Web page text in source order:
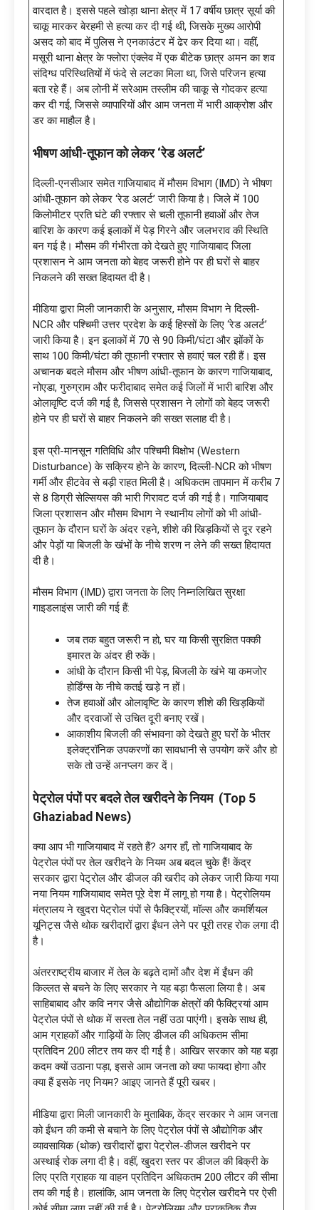
वारदात है। इससे पहले खोड़ा थाना क्षेत्र में 17 वर्षीय छात्र सूर्या की
चाकू मारकर बेरहमी से हत्या कर दी गई थी, जिसके मुख्य आरोपी
असद को बाद में पुलिस ने एनकाउंटर में ढेर कर दिया था। वहीं,
मसूरी थाना क्षेत्र के फ्लोरा एंक्लेव में एक बीटेक छात्र अमन का शव
संदिग्ध परिस्थितियों में फंदे से लटका मिला था, जिसे परिजन हत्या
बता रहे हैं। अब लोनी में सरेआम तस्लीम की चाकू से गोदकर हत्या
कर दी गई, जिससे व्यापारियों और आम जनता में भारी आक्रोश और
डर का माहौल है।
भीषण आंधी-तूफान को लेकर ‘रेड अलर्ट’
दिल्ली-एनसीआर समेत गाजियाबाद में मौसम विभाग (IMD) ने भीषण
आंधी-तूफान को लेकर ‘रेड अलर्ट’ जारी किया है। जिले में 100
किलोमीटर प्रति घंटे की रफ्तार से चली तूफानी हवाओं और तेज
बारिश के कारण कई इलाकों में पेड़ गिरने और जलभराव की स्थिति
बन गई है। मौसम की गंभीरता को देखते हुए गाजियाबाद जिला
प्रशासन ने आम जनता को बेहद जरूरी होने पर ही घरों से बाहर
निकलने की सख्त हिदायत दी है।
मीडिया द्वारा मिली जानकारी के अनुसार, मौसम विभाग ने दिल्ली-
NCR और पश्चिमी उत्तर प्रदेश के कई हिस्सों के लिए ‘रेड अलर्ट’
जारी किया है। इन इलाकों में 70 से 90 किमी/घंटा और झोंकों के
साथ 100 किमी/घंटा की तूफानी रफ्तार से हवाएं चल रही हैं। इस
अचानक बदले मौसम और भीषण आंधी-तूफान के कारण गाजियाबाद,
नोएडा, गुरुग्राम और फरीदाबाद समेत कई जिलों में भारी बारिश और
ओलावृष्टि दर्ज की गई है, जिससे प्रशासन ने लोगों को बेहद जरूरी
होने पर ही घरों से बाहर निकलने की सख्त सलाह दी है।
इस प्री-मानसून गतिविधि और पश्चिमी विक्षोभ (Western
Disturbance) के सक्रिय होने के कारण, दिल्ली-NCR को भीषण
गर्मी और हीटवेव से बड़ी राहत मिली है। अधिकतम तापमान में करीब 7
से 8 डिग्री सेल्सियस की भारी गिरावट दर्ज की गई है। गाजियाबाद
जिला प्रशासन और मौसम विभाग ने स्थानीय लोगों को भी आंधी-
तूफान के दौरान घरों के अंदर रहने, शीशे की खिड़कियों से दूर रहने
और पेड़ों या बिजली के खंभों के नीचे शरण न लेने की सख्त हिदायत
दी है।
मौसम विभाग (IMD) द्वारा जनता के लिए निम्नलिखित सुरक्षा
गाइडलाइंस जारी की गई हैं:
जब तक बहुत जरूरी न हो, घर या किसी सुरक्षित पक्की
इमारत के अंदर ही रुकें।
आंधी के दौरान किसी भी पेड़, बिजली के खंभे या कमजोर
होर्डिंग्स के नीचे कतई खड़े न हों।
तेज हवाओं और ओलावृष्टि के कारण शीशे की खिड़कियों
और दरवाजों से उचित दूरी बनाए रखें।
आकाशीय बिजली की संभावना को देखते हुए घरों के भीतर
इलेक्ट्रॉनिक उपकरणों का सावधानी से उपयोग करें और हो
सके तो उन्हें अनप्लग कर दें।
पेट्रोल पंपों पर बदले तेल खरीदने के नियम (Top 5
Ghaziabad News)
क्या आप भी गाजियाबाद में रहते हैं? अगर हाँ, तो गाजियाबाद के
पेट्रोल पंपों पर तेल खरीदने के नियम अब बदल चुके हैं! केंद्र
सरकार द्वारा पेट्रोल और डीजल की खरीद को लेकर जारी किया गया
नया नियम गाजियाबाद समेत पूरे देश में लागू हो गया है। पेट्रोलियम
मंत्रालय ने खुदरा पेट्रोल पंपों से फैक्ट्रियों, मॉल्स और कमर्शियल
यूनिट्स जैसे थोक खरीदारों द्वारा ईंधन लेने पर पूरी तरह रोक लगा दी
है।
अंतरराष्ट्रीय बाजार में तेल के बढ़ते दामों और देश में ईंधन की
किल्लत से बचने के लिए सरकार ने यह बड़ा फैसला लिया है। अब
साहिबाबाद और कवि नगर जैसे औद्योगिक क्षेत्रों की फैक्ट्रियां आम
पेट्रोल पंपों से थोक में सस्ता तेल नहीं उठा पाएंगी। इसके साथ ही,
आम ग्राहकों और गाड़ियों के लिए डीजल की अधिकतम सीमा
प्रतिदिन 200 लीटर तय कर दी गई है। आखिर सरकार को यह बड़ा
कदम क्यों उठाना पड़ा, इससे आम जनता को क्या फायदा होगा और
क्या हैं इसके नए नियम? आइए जानते हैं पूरी खबर।
मीडिया द्वारा मिली जानकारी के मुताबिक, केंद्र सरकार ने आम जनता
को ईंधन की कमी से बचाने के लिए पेट्रोल पंपों से औद्योगिक और
व्यावसायिक (थोक) खरीदारों द्वारा पेट्रोल-डीजल खरीदने पर
अस्थाई रोक लगा दी है। वहीं, खुदरा स्तर पर डीजल की बिक्री के
लिए प्रति ग्राहक या वाहन प्रतिदिन अधिकतम 200 लीटर की सीमा
तय की गई है। हालांकि, आम जनता के लिए पेट्रोल खरीदने पर ऐसी